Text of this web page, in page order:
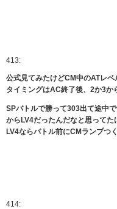
413:
公式見てみたけどCM中のATレ
タイミングはAC終了後、2か3か
SPバトルで勝って303出て途中
からLV4だったんだなと思ってた
LV4ならバトル前にCMランプつ
414: